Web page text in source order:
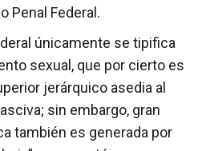
Penal Federal.
únicamente se tipifica
sexual, que por cierto es
jerárquico asedia al
sin embargo, gran
también es generada por